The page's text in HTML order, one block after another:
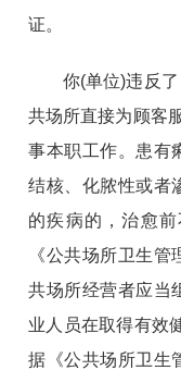
证。
你(单位)违反了
共场所直接为顾客
事本职工作。患有
结核、化脓性或者
的疾病的，治愈
《公共场所卫生
共场所经营者应当
业人员在取得有效
据 《公共场所卫